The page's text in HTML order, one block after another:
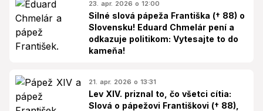
23. apr. 2026 o 12:00
Silné slová pápeža Františka († 88) o
Slovensku! Eduard Chmelár pení a
odkazuje politikom: Vytesajte to do
kameňa!
21. apr. 2026 o 13:31
Lev XIV. priznal to, čo všetci cítia:
Slová o pápežovi Františkovi († 88),